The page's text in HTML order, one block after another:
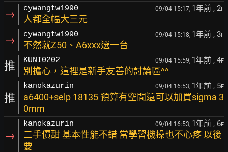
→ cywangtw1990 09/04 15:17, 1年前 , 2F
人都全幅大三元
→ cywangtw1990 09/04 15:18, 1年前 , 3F
不然就Z50、A6xxx選一台
推 KUNI0202 09/04 15:59, 1年前 , 4F
別擔心，這裡是新手友善的討論區^^
推
kanokazurin 09/04 16:53, 1年前 , 5F
a6400+selp 18135 預算有空間還可以加買sigma 3
0mm
→
kanokazurin 09/04 16:53, 1年前 , 6F
二手價甜 基本性能不錯 當學習機操也不心疼 以後
要